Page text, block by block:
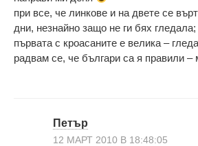
при все, че линкове и на двете се
дни, незнайно защо не ги бях гледала;
първата с кроасаните е велика –
радвам се, че българи са я правили –
Петър
12 МАРТ 2010 В 18:48:05